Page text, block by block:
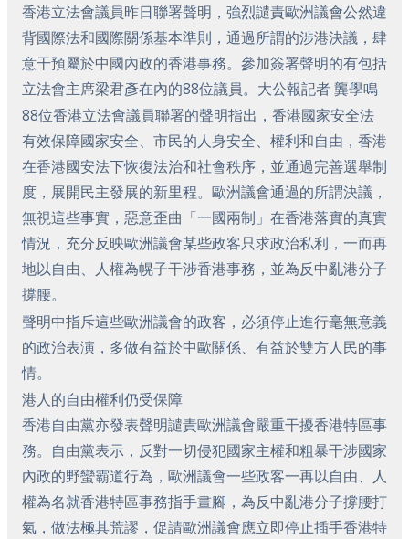
香港立法會議員昨日聯署聲明，強烈譴責歐洲議會公然違
背國際法和國際關係基本準則，通過所謂的涉港決議，肆
意干預屬於中國內政的香港事務。參加簽署聲明的有包括
立法會主席梁君彥在內的88位議員。大公報記者 龔學鳴
88位香港立法會議員聯署的聲明指出，香港國家安全法
有效保障國家安全、市民的人身安全、權利和自由，香港
在香港國安法下恢復法治和社會秩序，並通過完善選舉制
度，展開民主發展的新里程。歐洲議會通過的所謂決議，
無視這些事實，惡意歪曲「一國兩制」在香港落實的真實
情況，充分反映歐洲議會某些政客只求政治私利，一而再
地以自由、人權為幌子干涉香港事務，並為反中亂港分子
撐腰。
聲明中指斥這些歐洲議會的政客，必須停止進行毫無意義
的政治表演，多做有益於中歐關係、有益於雙方人民的事
情。
港人的自由權利仍受保障
香港自由黨亦發表聲明譴責歐洲議會嚴重干擾香港特區事
務。自由黨表示，反對一切侵犯國家主權和粗暴干涉國家
內政的野蠻霸道行為，歐洲議會一些政客一再以自由、人
權為名就香港特區事務指手畫腳，為反中亂港分子撐腰打
氣，做法極其荒謬，促請歐洲議會應立即停止插手香港特